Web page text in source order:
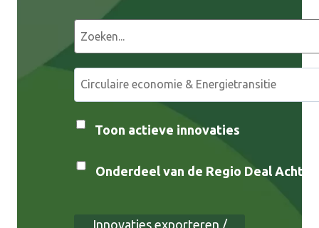
o
e
e
t
Toon actieve innovaties
Onderdeel van de Regio Deal
Innovaties exporteren /